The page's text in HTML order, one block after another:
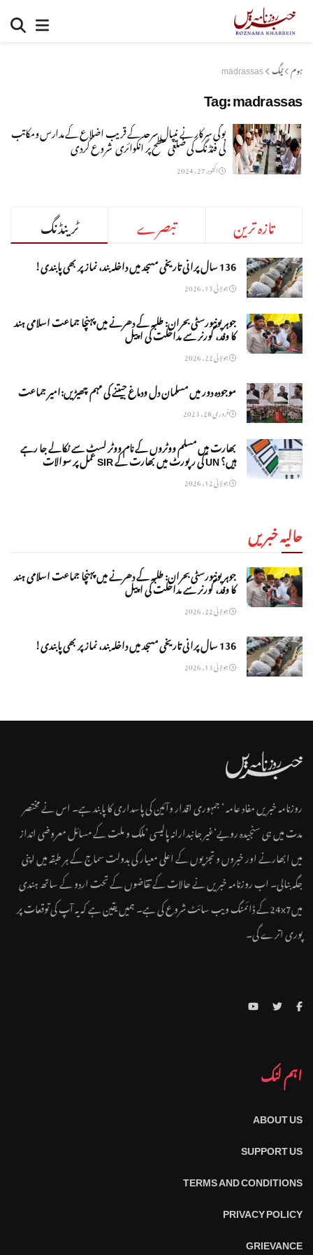
ہوم ٹیگ madrassas
Tag:madrassas
یوگی سرکار نے نیپال سرحد کے قریب اضلاع کے مدارس ومکاتب
کی فنڈنگ کی ضلعی سطح پر انکوائری شروع کردی
اکتوبر 27, 2024
ٹرینڈنگ تبصرے تازہ ترین
136 سال پرانی تاریخی مسجد میں داخلہ بند، نماز پر بھی پابندی!
جولائی 13, 2026
جوہر یونیورسٹی بحران: طلبہ کے دھرنے میں پہنچا جماعت اسلامی ہند
کا وفد، گورنر سے مداخلت کی اپیل
جولائی 22, 2026
موجودہ دور میں مسلمان دل ودماغ جیتنے کی مہم چھیڑیں:امیر جماعت
فروری 28, 2023
بھارت میں مسلم ووٹروں کے نام ووٹر لسٹ سے نکالے جا رہے
ہیں؟ UN کی رپورٹ میں بھارت کے SIR عمل پر سوالات
جولائی 12, 2026
حالیہ خبریں
جوہر یونیورسٹی بحران: طلبہ کے دھرنے میں پہنچا جماعت اسلامی ہند
کا وفد، گورنر سے مداخلت کی اپیل
جولائی 22, 2026
136 سال پرانی تاریخی مسجد میں داخلہ بند، نماز پر بھی پابندی!
جولائی 13, 2026
روزنامہ خبریں مفاد عامہ ‘ جمہوری اقدار وآئین کی پاسداری کا پابند ہے۔ اس نے مختصر
مدت میں ہی سنجیدہ رویے‘غیر جانبدارانہ پالیسی ‘ملک و ملت کے مسائل معروضی انداز
میں ابھارنے اور خبروں و تجزیوں کے اعلی معیار کی بدولت سماج کے ہر طبقہ میں اپنی
جگہ بنالی۔ اب روزنامہ خبریں نے حالات کے تقاضوں کے تحت اردو کے ساتھ ہندی
میں24x7کے ڈائمنگ ویب سائٹ شروع کی ہے۔ ہمیں یقین ہے کہ یہ آپ کی توقعات پر
پوری اترے گی۔
اہم لنک
ABOUT US
SUPPORT US
TERMS AND CONDITIONS
PRIVACY POLICY
GRIEVANCE